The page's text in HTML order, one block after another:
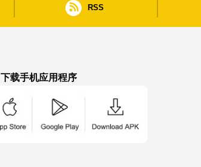
RSS
下载手机应用程序